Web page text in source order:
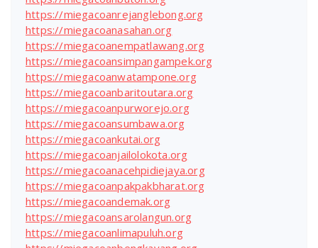
https://miegacoanrejanglebong.org
https://miegacoanasahan.org
https://miegacoanempatlawang.org
https://miegacoansimpangampek.org
https://miegacoanwatampone.org
https://miegacoanbaritoutara.org
https://miegacoanpurworejo.org
https://miegacoansumbawa.org
https://miegacoankutai.org
https://miegacoanjailolokota.org
https://miegacoanacehpidiejaya.org
https://miegacoanpakpakbharat.org
https://miegacoandemak.org
https://miegacoansarolangun.org
https://miegacoanlimapuluh.org